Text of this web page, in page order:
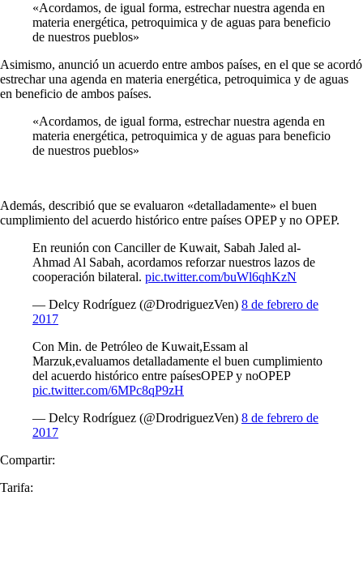
«Acordamos, de igual forma, estrechar nuestra agenda en
materia energética, petroquimica y de aguas para beneficio
de nuestros pueblos»
Asimismo, anunció un acuerdo entre ambos países, en el que se acordó
estrechar una agenda en materia energética, petroquimica y de aguas
en beneficio de ambos países.
«Acordamos, de igual forma, estrechar nuestra agenda en
materia energética, petroquimica y de aguas para beneficio
de nuestros pueblos»
Además, describió que se evaluaron «detalladamente» el buen
cumplimiento del acuerdo histórico entre países OPEP y no OPEP.
En reunión con Canciller de Kuwait, Sabah Jaled al-
Ahmad Al Sabah, acordamos reforzar nuestros lazos de
cooperación bilateral. pic.twitter.com/buWl6qhKzN
— Delcy Rodríguez (@DrodriguezVen) 8 de febrero de
2017
Con Min. de Petróleo de Kuwait,Essam al
Marzuk,evaluamos detalladamente el buen cumplimiento
del acuerdo histórico entre paísesOPEP y noOPEP
pic.twitter.com/6MPc8qP9zH
— Delcy Rodríguez (@DrodriguezVen) 8 de febrero de
2017
Compartir:
Tarifa: